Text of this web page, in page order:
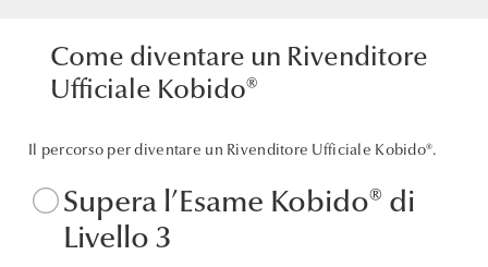
Come diventare un Rivenditore
Ufficiale Kobido®
Il percorso per diventare un Rivenditore Ufficiale Kobido®.
circleSupera l’Esame Kobido® di
Livello 3